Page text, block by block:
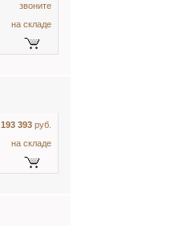
звоните
на складе
193 393 руб.
на складе